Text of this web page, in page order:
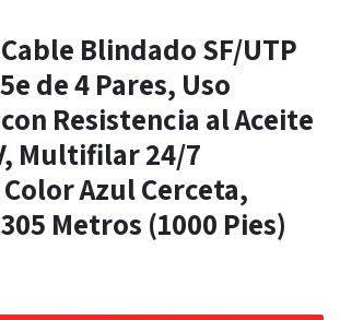
Blindado SF/UTP
de 4 Pares, Uso
Resistencia al Aceite
Multifilar 24/7
Azul Cerceta,
Metros (1000 Pies)